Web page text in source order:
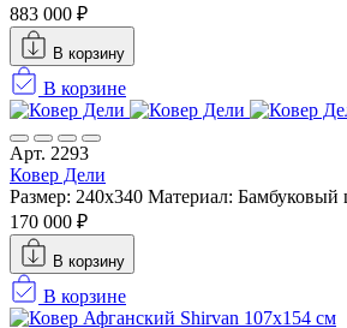
883 000 ₽
В корзину
В корзине
Арт. 2293
Ковер Дели
Размер: 240x340 Материал:
170 000 ₽
В корзину
В корзине